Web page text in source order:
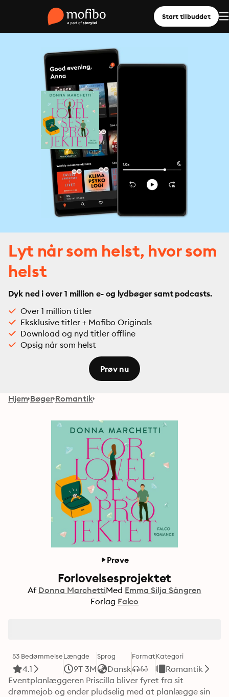
Start tilbuddet
Lyt når som helst, hvor som
helst
Dyk ned i over 1 million e- og lydbøger samt podcasts.
Over 1 million titler
Eksklusive titler + Mofibo Originals
Download og nyd titler offline
Opsig når som helst
Prøv nu
Hjem Bøger Romantik
Prøve
Forlovelsesprojektet
Af Donna MarchettiMed Emma Silja Sångren
Forlag Falco
53 Bedømmelse
4.1
Længde
9T 3M
Sprog
Dansk
FormatKategori
Romantik
Eventplanlæggeren Priscilla bliver fyret fra sit
drømmejob og ender pludselig med at planlægge sin